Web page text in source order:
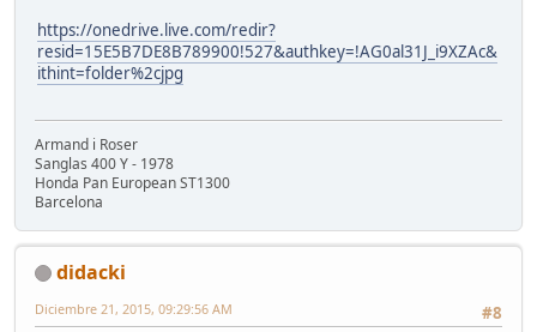
https://onedrive.live.com/redir?
resid=15E5B7DE8B789900!527&authkey=!AG0al31J_i9XZAc&
ithint=folder%2cjpg
Armand i Roser
Sanglas 400 Y - 1978
Honda Pan European ST1300
Barcelona
didacki
#8
Diciembre 21, 2015, 09:29:56 AM